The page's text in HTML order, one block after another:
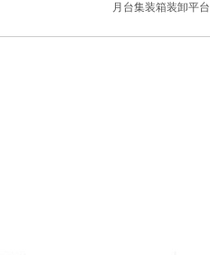
月台集装箱装卸平台